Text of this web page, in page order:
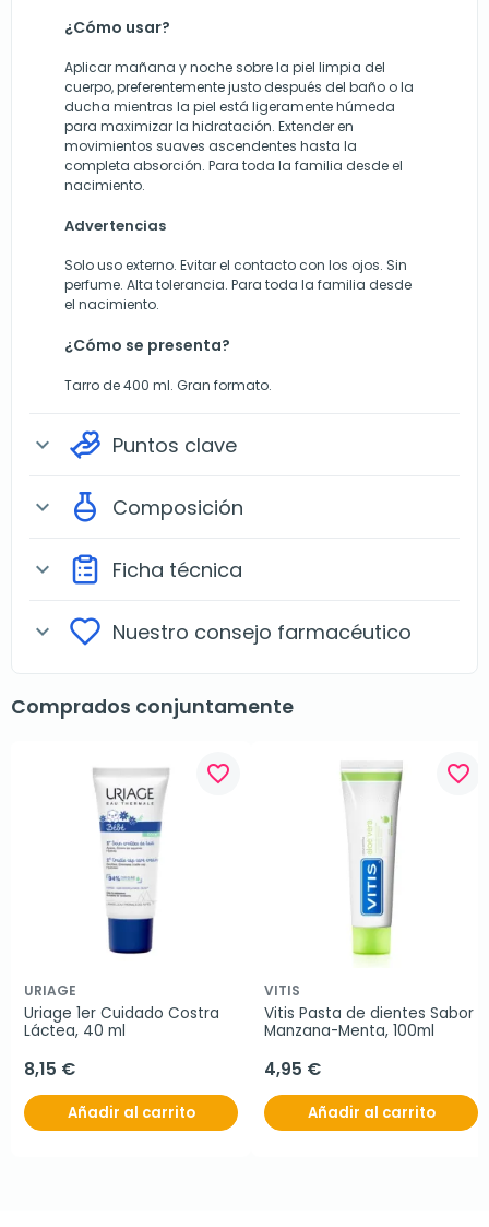
¿Cómo usar?
Aplicar mañana y noche sobre la piel limpia del
cuerpo, preferentemente justo después del baño o la
ducha mientras la piel está ligeramente húmeda
para maximizar la hidratación. Extender en
movimientos suaves ascendentes hasta la
completa absorción. Para toda la familia desde el
nacimiento.
Advertencias
Solo uso externo. Evitar el contacto con los ojos. Sin
perfume. Alta tolerancia. Para toda la familia desde
el nacimiento.
¿Cómo se presenta?
Tarro de 400 ml. Gran formato.
expand_more Puntos clave
expand_more Composición
expand_more Ficha técnica
expand_more Nuestro consejo farmacéutico
Comprados conjuntamente
favorite_border
URIAGE
Uriage 1er Cuidado Costra
Láctea, 40 ml
8,15 €
Añadir al carrito
favorite_border
VITIS
Vitis Pasta de dientes Sabor
Manzana-Menta, 100ml
4,95 €
Añadir al carrito